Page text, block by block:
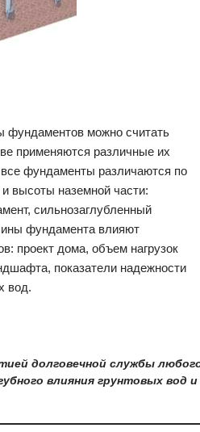
можно считать
применяются различные их
фундаменты различаются по
высоты наземной части:
сильнозаглубленный
фундамента влияют
проект дома, объем нагрузок
показатели надежности
вод.
долговечной службы
влияния грунтовых вод